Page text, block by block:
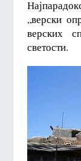
„верски
верских
светости.